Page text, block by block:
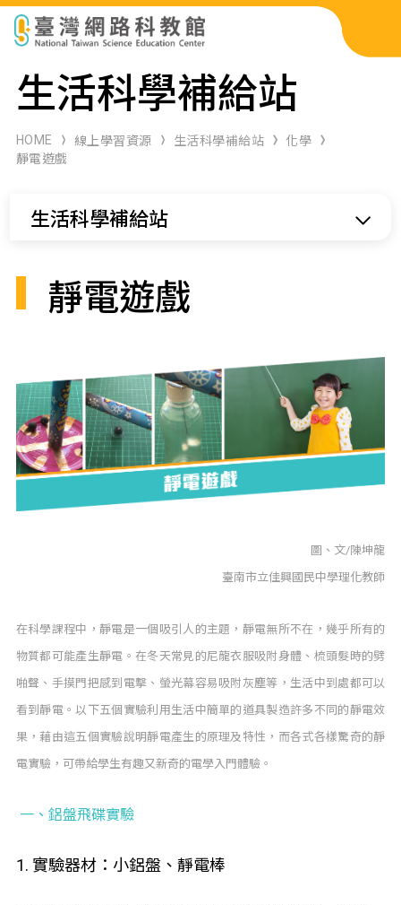
科展作品檢索
科學研習月刊
生活科學補給站
HOME 線上學習資源 生活科學補給站
化學
靜電遊戲
生活科學補給站
靜電遊戲
圖、文/陳坤龍
臺南市立佳興國民中學理化教師
在科學課程中，靜電是一個吸引人的主題，靜電無所不在，幾乎所有的
物質都可能產生靜電。在冬天常見的尼龍衣服吸附身體、梳頭髮時的劈
啪聲、手摸門把感到電擊、螢光幕容易吸附灰塵等，生活中到處都可以
看到靜電。以下五個實驗利用生活中簡單的道具製造許多不同的靜電效
果，藉由這五個實驗說明靜電產生的原理及特性，而各式各樣驚奇的靜
電實驗，可帶給學生有趣又新奇的電學入門體驗。
一、鋁盤飛碟實驗
1. 實驗器材：小鋁盤、靜電棒